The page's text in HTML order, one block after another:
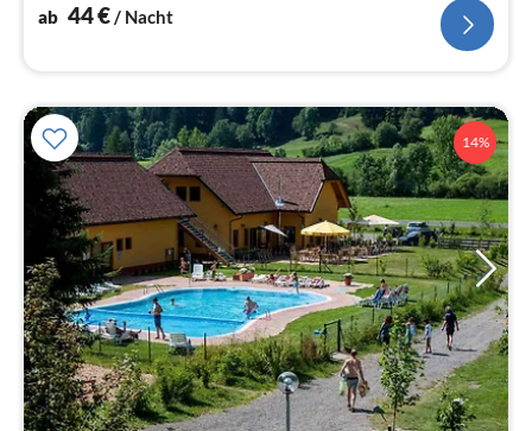
ab 44€/ Nacht
14%